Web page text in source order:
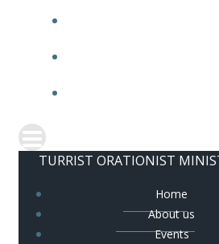
TURRIST ORATIONIST
Home
About us
Events